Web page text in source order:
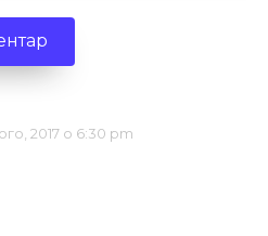
2017 о 6:30 pm